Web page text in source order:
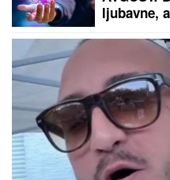
FIZIČARI
VREME":
kao da
krenula
"Javio mi
Sakića
snove!